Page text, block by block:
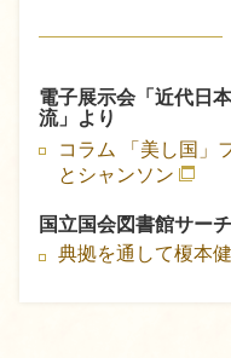
電子展示会「近代日
流」より
コラム 「美し国
とシャンソン
国立国会図書館サーチ
典拠を通して榎本